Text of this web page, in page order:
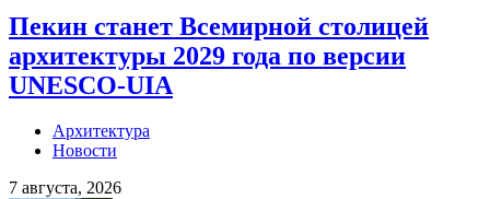
Пекин станет Всемирной столицей
архитектуры 2029 года по версии
UNESCO-UIA
Архитектура
Новости
7 августа, 2026